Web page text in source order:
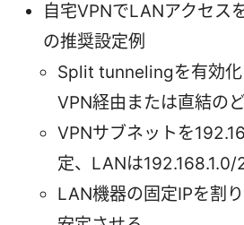
自宅VPNでLANアクセス
の推奨設定例
Split tunnelingを有効
VPN経由または直結の
VPNサブネットを
定、LANは192.168.1.0/
LAN機器の固定IPを割